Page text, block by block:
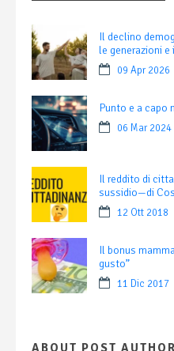
Il declino
le generazioni
09 Apr 2026
Punto e a capo
06 Mar 2024
Il reddito di
sussidio—di
12 Ott 2018
Il bonus
gusto”
11 Dic 2017
ABOUT POST AUTHOR